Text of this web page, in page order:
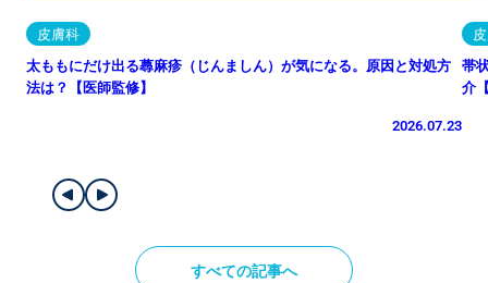
皮膚科
太ももにだけ出る蕁麻疹（じんましん）が気になる。原因と対処方
法は？【医師監修】
2026.07.23
帯
介
すべての記事へ